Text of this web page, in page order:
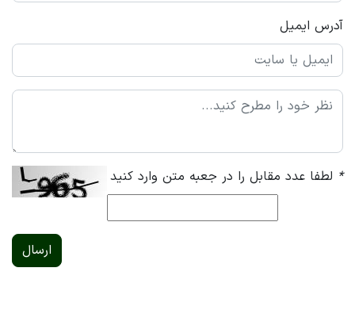
آدرس ایمیل
* لطفا عدد مقابل را در جعبه متن وارد کنید
ارسال